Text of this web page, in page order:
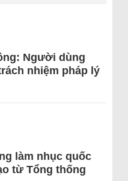
Người dùng
nhiệm pháp lý
làm nhục quốc
từ Tổng thống